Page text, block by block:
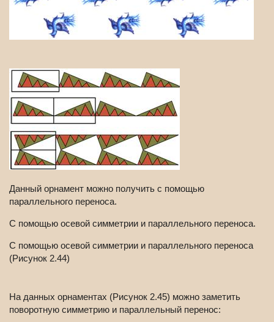
Данный орнамент можно получить с помощью
параллельного переноса.
С помощью осевой симметрии и параллельного переноса.
С помощью осевой симметрии и параллельного переноса
(Рисунок 2.44)
На данных орнаментах (Рисунок 2.45) можно заметить
поворотную симметрию и параллельный перенос: